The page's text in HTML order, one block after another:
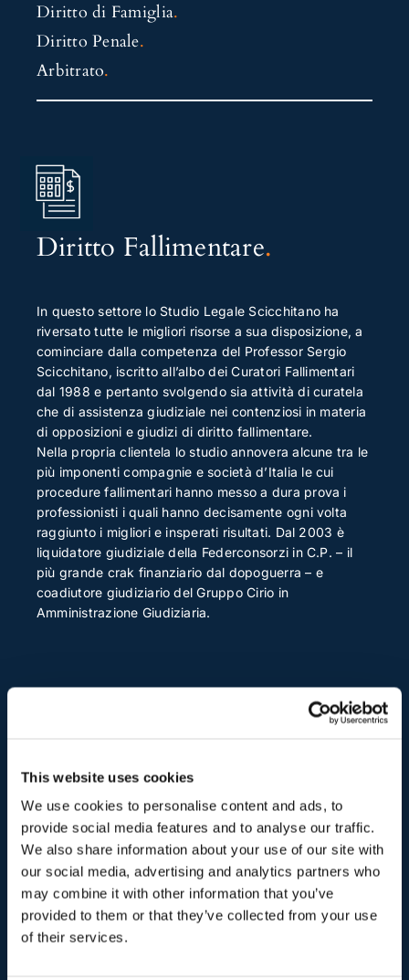
This website uses cookies
We use cookies to personalise content and ads, to
provide social media features and to analyse our traffic.
We also share information about your use of our site with
our social media, advertising and analytics partners who
may combine it with other information that you’ve
provided to them or that they’ve collected from your use
of their services.
Diritto di Famiglia.
Diritto Penale.
Arbitrato.
Diritto Fallimentare.
In questo settore lo Studio Legale Scicchitano ha
riversato tutte le migliori risorse a sua disposizione, a
cominciare dalla competenza del Professor Sergio
Scicchitano, iscritto all’albo dei Curatori Fallimentari
dal 1988 e pertanto svolgendo sia attività di curatela
che di assistenza giudiziale nei contenziosi in materia
di opposizioni e giudizi di diritto fallimentare.
Nella propria clientela lo studio annovera alcune tra le
più imponenti compagnie e società d’Italia le cui
procedure fallimentari hanno messo a dura prova i
professionisti i quali hanno decisamente ogni volta
raggiunto i migliori e insperati risultati. Dal 2003 è
liquidatore giudiziale della Federconsorzi in C.P. – il
più grande crak finanziario dal dopoguerra – e
coadiutore giudiziario del Gruppo Cirio in
Amministrazione Giudiziaria.
Ultimi Articoli
tutti i casi
15 Dicembre 2025
Diritto fallimentare, Sergio Scicchitano